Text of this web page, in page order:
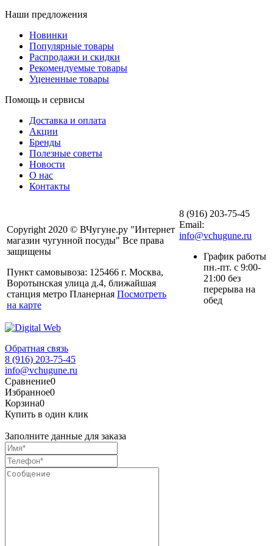
Наши предложения
Новинки
Популярные товары
Распродажи и скидки
Рекомендуемые товары
Уцененные товары
Помощь и сервисы
Доставка и оплата
Акции
Бренды
Полезные советы
Новости
О нас
Контакты
Copyright 2020 © ВЧугуне.ру "Интернет
магазин чугунной посуды" Все права
защищены
Пункт самовывоза: 125466 г. Москва,
Воротынская улица д.4, ближайшая
станция метро Планерная Посмотреть
на карте
8 (916) 203-75-45
Email:
info@vchugune.ru
График работы
пн.-пт. с 9:00-
21:00 без
перерыва на
обед
Обратная связь
8 (916) 203-75-45
info@vchugune.ru
Сравнение0
Избранное0
Корзина0
Купить в один клик
Заполните данные для заказа